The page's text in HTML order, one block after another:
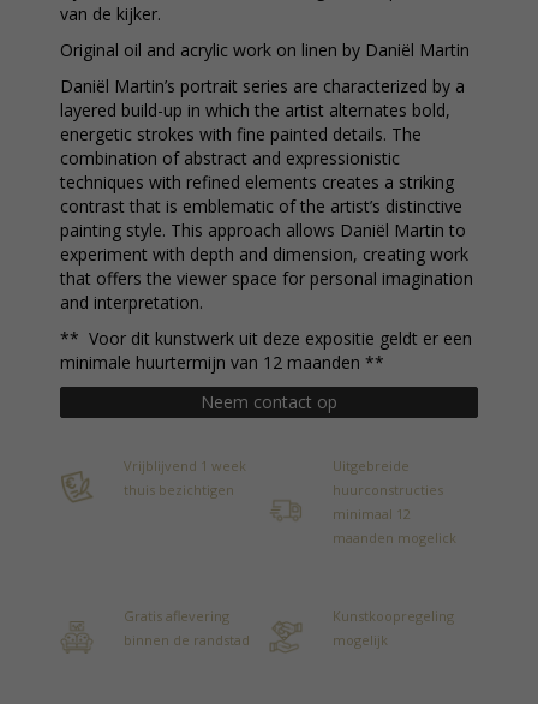
van de kijker.
Original oil and acrylic work on linen by Daniël Martin
Daniël Martin’s portrait series are characterized by a
layered build-up in which the artist alternates bold,
energetic strokes with fine painted details. The
combination of abstract and expressionistic
techniques with refined elements creates a striking
contrast that is emblematic of the artist’s distinctive
painting style. This approach allows Daniël Martin to
experiment with depth and dimension, creating work
that offers the viewer space for personal imagination
and interpretation.
** Voor dit kunstwerk uit deze expositie geldt er een
minimale huurtermijn van 12 maanden **
Neem contact op
Vrijblijvend 1 week
thuis bezichtigen
Uitgebreide
huurconstructies
minimaal 12
maanden mogelick
Gratis aflevering
binnen de randstad
Kunstkoopregeling
mogelijk